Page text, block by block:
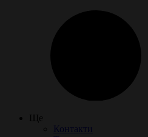
Ще
Контакти